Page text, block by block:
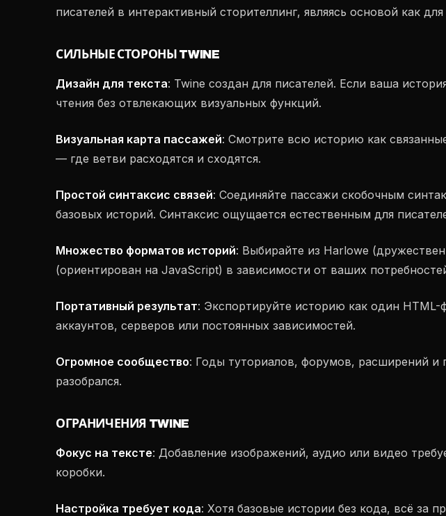
писателей в интерактивный сторителлинг, являясь основой как
СИЛЬНЫЕ СТОРОНЫ TWINE
Дизайн для текста: Twine создан для писателей. Если ваша
чтения без отвлекающих визуальных функций.
Визуальная карта пассажей: Смотрите всю историю как
— где ветви расходятся и сходятся.
Простой синтаксис связей: Соединяйте пассажи скобочным
базовых историй. Синтаксис ощущается естественным для
Множество форматов историй: Выбирайте из Harlowe
(ориентирован на JavaScript) в зависимости от ваших
Портативный результат: Экспортируйте историю как один HTML-
аккаунтов, серверов или постоянных зависимостей.
Огромное сообщество: Годы туториалов, форумов, расширений и
разобрался.
ОГРАНИЧЕНИЯ TWINE
Фокус на тексте: Добавление изображений, аудио или видео
коробки.
Настройка требует кода: Хотя базовые истории без кода, всё за